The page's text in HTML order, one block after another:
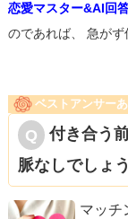
恋愛マスター&AI回
のであれば、 急が
ベストアンサーあ
付き合う
脈なしでしょ
マッチ